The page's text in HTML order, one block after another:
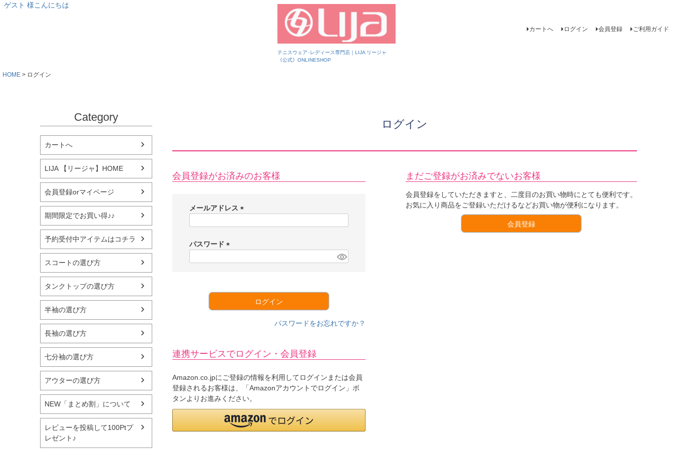
テニスウェア･レディース専門店｜LIJA リージャ
《公式》ONLINESHOP
ゲスト 様こんにちは
カートへ ログイン 会員登録 ご利用ガイド
HOME ログイン
Category
カートへ
LIJA 【リージャ】HOME
会員登録orマイページ
期間限定でお買い得♪♪
予約受付中アイテムはコチラ
スコートの選び方
タンクトップの選び方
半袖の選び方
長袖の選び方
七分袖の選び方
アウターの選び方
NEW「まとめ割」について
レビューを投稿して100Ptプ
レゼント♪
ログイン
会員登録がお済みのお客様
メールアドレス
)
パスワード
ログイン
パスワードをお忘れですか？
連携サービスでログイン・会員登録
Amazon.co.jpにご登録の情報を利用してログインまたは会員
登録されるお客様は、「Amazonアカウントでログイン」ボ
タンよりお進みください。
まだご登録がお済みでないお客様
会員登録をしていただきますと、二度目のお買い物時にとても便利です。
お気に入り商品をご登録いただけるなどお買い物が便利になります。
会員登録